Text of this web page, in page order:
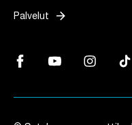
Palvelut arrow_forward
Facebook, Linkki avautuu
YouTube, Linkki
Instagram,